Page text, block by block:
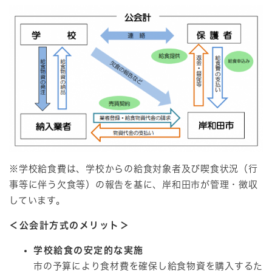
※学校給食費は、学校からの給食対象者及び喫食状況（行
事等に伴う欠食等）の報告を基に、岸和田市が管理・徴収
しています。
＜公会計方式のメリット＞
学校給食の安定的な実施
市の予算により食材費を確保し給食物資を購入するた